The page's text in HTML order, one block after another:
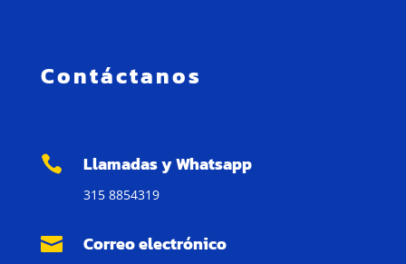
Contáctanos
 Llamadas y Whatsapp
315 8854319
 Correo electrónico